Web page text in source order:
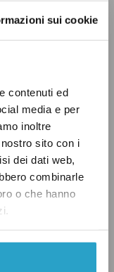
sui cookie
contenuti ed
media e per
inoltre
sito con i
dei dati web,
combinarle
o che hanno
di
nel
Lusetti
la nascita
– Free”.
con
Roberto
lavorato per
sempre
anche